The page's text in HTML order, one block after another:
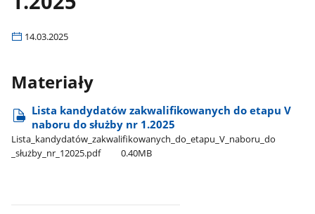
14.03.2025
Materiały
Lista kandydatów zakwalifikowanych do etapu V
naboru do służby nr 1.2025
Lista​_kandydatów​_zakwalifikowanych​_do​_etapu​_V​_naboru​_do​
_służby​_nr​_12025.pdf
0.40MB